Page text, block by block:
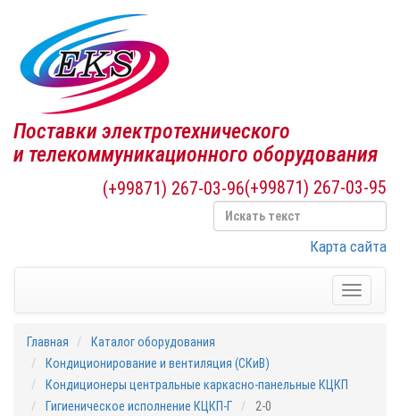
Поставки электротехнического
и телекоммуникационного оборудования
(+99871) 267-03-95
(+99871) 267-03-96
Карта сайта
Toggle
Главная
Каталог оборудования
Кондиционирование и вентиляция (СКиВ)
Кондиционеры центральные каркасно-панельные КЦКП
Гигиеническое исполнение КЦКП-Г
2-0